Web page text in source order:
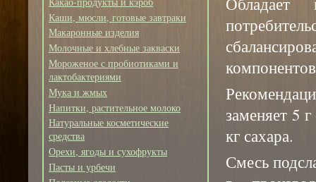
Каши, мюсли, готовые завтраки
Макаронные изделия
Молочные и хлебные закваски
Мороженое с пробиотиками и
лактобактериями
Мука и жмых
Напитки, растительное молоко
Натуральные косметические
средства
Орехи, ягоды и сухофрукты
Пасты и урбечи
заменяет 5
кг сахара.
Смесь